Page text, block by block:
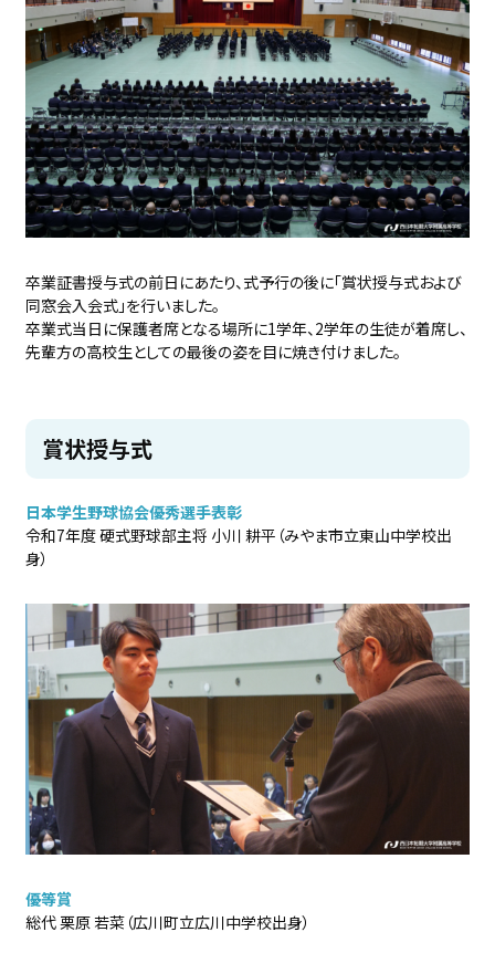
卒業証書授与式の前日にあたり、式予行の後に「賞状授与式および
同窓会入会式」を行いました。
卒業式当日に保護者席となる場所に1学年、2学年の生徒が着席し、
先輩方の高校生としての最後の姿を目に焼き付けました。
賞状授与式
日本学生野球協会優秀選手表彰
令和7年度 硬式野球部主将 小川 耕平（みやま市立東山中学校出
身）
優等賞
総代 栗原 若菜（広川町立広川中学校出身）